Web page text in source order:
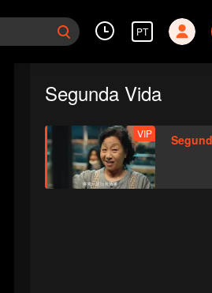
PT
Segunda Vida
VIP